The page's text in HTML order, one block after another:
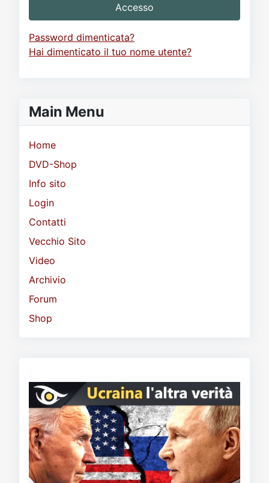
Accesso
Password dimenticata?
Hai dimenticato il tuo nome utente?
Main Menu
Home
DVD-Shop
Info sito
Login
Contatti
Vecchio Sito
Video
Archivio
Forum
Shop